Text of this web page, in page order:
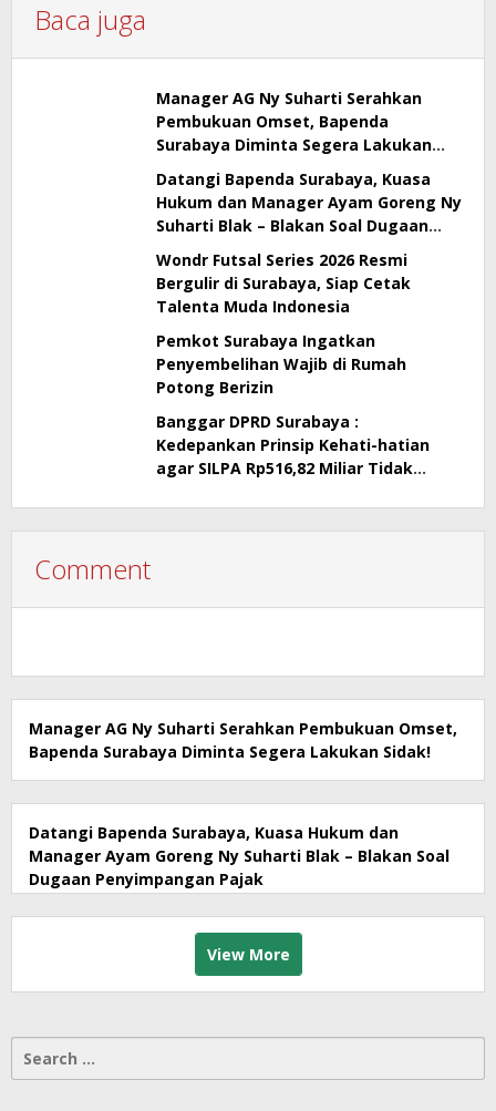
Baca juga
Manager AG Ny Suharti Serahkan
Pembukuan Omset, Bapenda
Surabaya Diminta Segera Lakukan
Datangi Bapenda Surabaya, Kuasa
Hukum dan Manager Ayam Goreng Ny
Suharti Blak – Blakan Soal Dugaan
Penyimpangan Pajak
Wondr Futsal Series 2026 Resmi
Bergulir di Surabaya, Siap Cetak
Talenta Muda Indonesia
Pemkot Surabaya Ingatkan
Penyembelihan Wajib di Rumah
Potong Berizin
Banggar DPRD Surabaya :
Kedepankan Prinsip Kehati-hatian
agar SILPA Rp516,82 Miliar Tidak
Comment
Manager AG Ny Suharti Serahkan Pembukuan Omset,
Bapenda Surabaya Diminta Segera Lakukan Sidak!
Datangi Bapenda Surabaya, Kuasa Hukum dan
Manager Ayam Goreng Ny Suharti Blak – Blakan Soal
Dugaan Penyimpangan Pajak
View More
Search
for: